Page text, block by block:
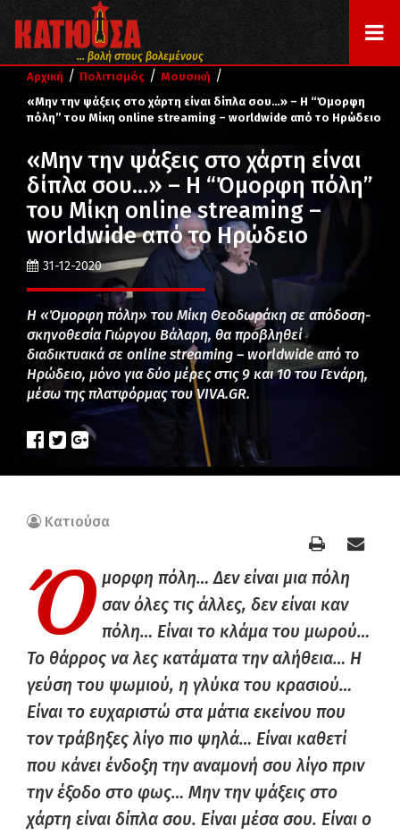
... βολή στους βολεμένους
Αρχική / Πολιτισμός / Μουσική /
«Μην την ψάξεις στο χάρτη είναι δίπλα σου…» – Η “Όμορφη
πόλη” του Μίκη online streaming – worldwide από το Ηρώδειο
«Μην την ψάξεις στο χάρτη είναι
δίπλα σου…» – Η “Όμορφη πόλη”
του Μίκη online streaming –
worldwide από το Ηρώδειο
31-12-2020
Η «Όμορφη πόλη» του Μίκη Θεοδωράκη σε απόδοση-
σκηνοθεσία Γιώργου Βάλαρη, θα προβληθεί
διαδικτυακά σε online streaming – worldwide από το
Ηρώδειο, μόνο για δύο μέρες στις 9 και 10 του Γενάρη,
μέσω της πλατφόρμας του VIVA.GR.
Κατιούσα
Ό
μορφη πόλη… Δεν είναι μια πόλη
σαν όλες τις άλλες, δεν είναι καν
πόλη… Είναι το κλάμα του μωρού…
Το θάρρος να λες κατάματα την αλήθεια… Η
γεύση του ψωμιού, η γλύκα του κρασιού…
Είναι το ευχαριστώ στα μάτια εκείνου που
τον τράβηξες λίγο πιο ψηλά… Είναι καθετί
που κάνει ένδοξη την αναμονή σου λίγο πριν
την έξοδο στο φως… Μην την ψάξεις στο
χάρτη είναι δίπλα σου. Είναι μέσα σου. Είναι ο